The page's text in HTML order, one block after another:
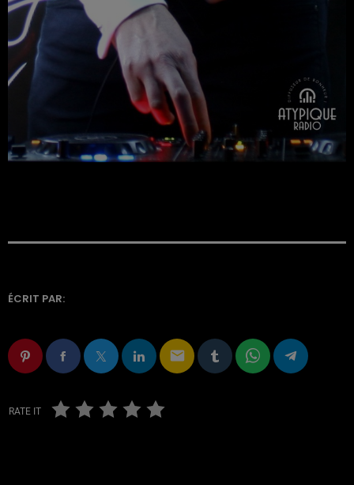
ÉCRIT PAR:
email
RATE IT